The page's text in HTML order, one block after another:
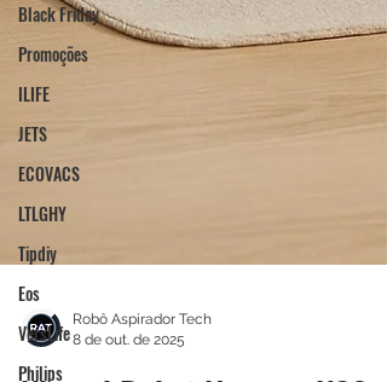
Black Friday
Promoções
ILIFE
JETS
ECOVACS
LTLGHY
Tipdiy
Eos
VersLife
Philips